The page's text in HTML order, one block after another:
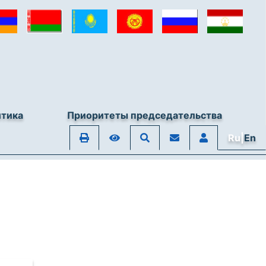
Приоритеты председательства
Ru|En